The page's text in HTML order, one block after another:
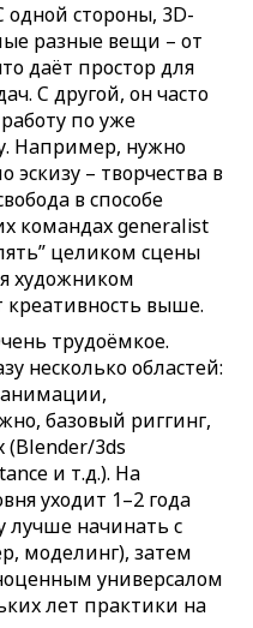
одной стороны, 3D-
разные вещи – от
даёт простор для
С другой, он часто
по уже
Например, нужно
эскизу – творчества в
в способе
командах generalist
целиком сцены
художником
креативность выше.
трудоёмкое.
несколько областей:
базовый риггинг,
(Blender/3ds
и т.д.). На
уходит 1–2 года
лучше начинать с
моделинг), затем
универсалом
лет практики на